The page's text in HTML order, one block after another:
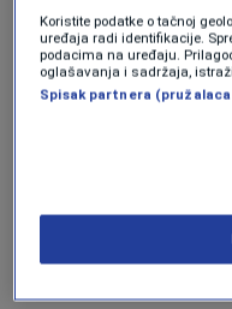
Program N1
kao i
WhatsApp kanalu
Koristite podatke o tačnoj
uređaja radi identifikacije.
podacima na uređaju.
oglašavanja i sadržaja,
Spisak partnera